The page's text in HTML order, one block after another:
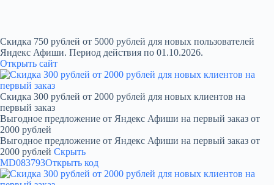
Скидка 750 рублей от 5000 рублей для новых пользователей
Яндекс Афиши. Период действия по 01.10.2026.
Открыть сайт
Скидка 300 рублей от 2000 рублей для новых клиентов на
первый заказ
Выгодное предложение от Яндекс Афиши на первый заказ от
2000 рублей
Выгодное предложение от Яндекс Афиши на первый заказ от
2000 рублей Скрыть
MD083793Открыть код